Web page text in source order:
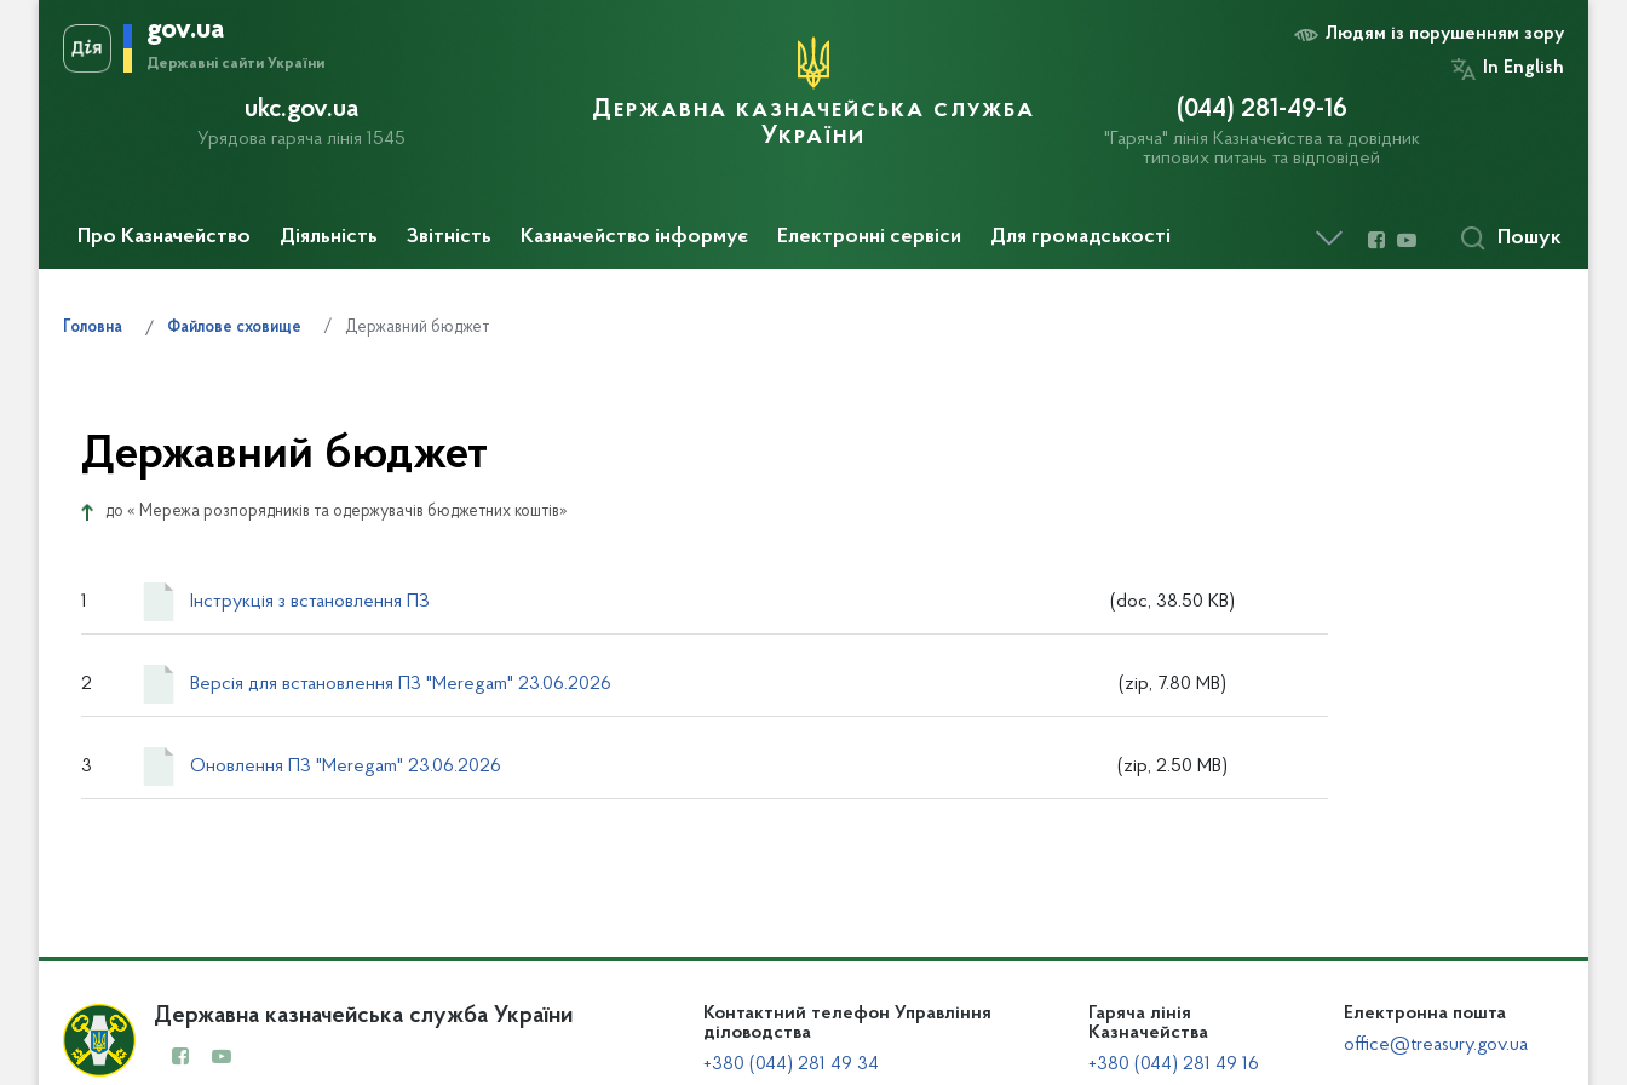
gov.ua
Державні сайти України
Людям із порушенням зору
In English
ukc.gov.ua
Урядова гаряча лінія 1545
Державна казначейська служба
України
(044) 281-49-16
"Гаряча" лінія Казначейства та довідник
типових питань та відповідей
Про Казначейство Діяльність Звітність Казначейство інформує Електронні сервіси Для громадськості Пошук
Головна Файлове сховище Державний бюджет
Державний бюджет
до « Мережа розпорядників та одержувачів бюджетних коштів»
1 Інструкція з встановлення ПЗ (doc, 38.50 KB)
2 Версія для встановлення ПЗ "Meregam" 23.06.2026 (zip, 7.80 MB)
3 Оновлення ПЗ "Meregam" 23.06.2026 (zip, 2.50 MB)
Державна казначейська служба України
Контактний телефон Управління
діловодства
+380 (044) 281 49 34
Гаряча лінія
Казначейства
+380 (044) 281 49 16
Електронна пошта
office@treasury.gov.ua